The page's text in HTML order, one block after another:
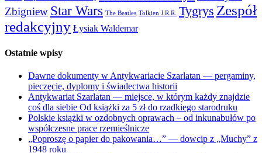
Zbigniew Star Wars The Beatles Tolkien J.R.R. Tygrys Zespół
redakcyjny Łysiak Waldemar
Ostatnie wpisy
Dawne dokumenty w Antykwariacie Szarlatan — pergaminy,
pieczęcie, dyplomy i świadectwa historii
Antykwariat Szarlatan — miejsce, w którym każdy znajdzie
coś dla siebie Od książki za 5 zł do rzadkiego starodruku
Polskie książki w ozdobnych oprawach – od inkunabułów po
współczesne prace rzemieślnicze
„Poproszę o papier do pakowania…” — dowcip z „Muchy” z
1948 roku